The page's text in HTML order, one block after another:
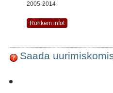
2005-2014
Rohkem infot
Saada